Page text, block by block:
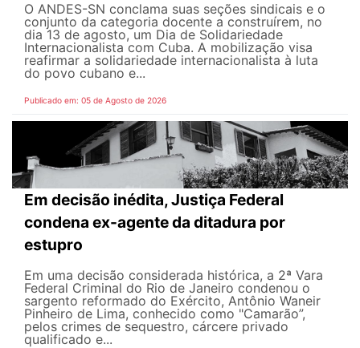
O ANDES-SN conclama suas seções sindicais e o
conjunto da categoria docente a construírem, no
dia 13 de agosto, um Dia de Solidariedade
Internacionalista com Cuba. A mobilização visa
reafirmar a solidariedade internacionalista à luta
do povo cubano e...
Publicado em: 05 de Agosto de 2026
Em decisão inédita, Justiça Federal
condena ex-agente da ditadura por
estupro
Em uma decisão considerada histórica, a 2ª Vara
Federal Criminal do Rio de Janeiro condenou o
sargento reformado do Exército, Antônio Waneir
Pinheiro de Lima, conhecido como "Camarão”,
pelos crimes de sequestro, cárcere privado
qualificado e...